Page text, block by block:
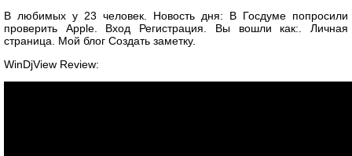
В любимых у 23 человек. Новость дня: В Госдуме попросили
проверить Apple. Вход Регистрация. Вы вошли как:. Личная
страница. Мой блог Создать заметку.
WinDjView Review: